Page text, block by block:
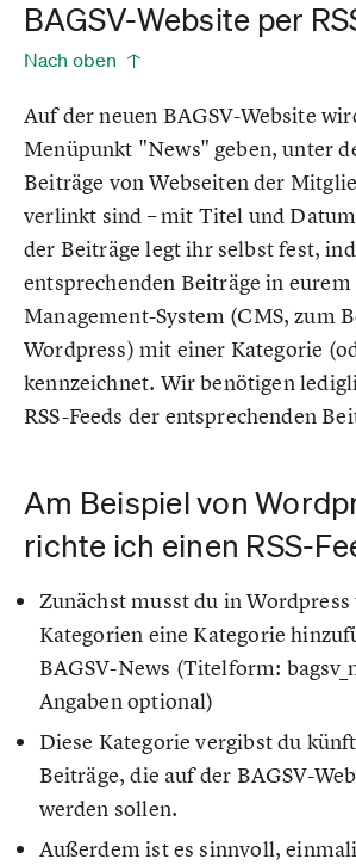
BAGSV-Website per
Nach oben
Auf der neuen BAGSV-Website
Menüpunkt "News" geben, unter
Beiträge von Webseiten der
verlinkt sind – mit Titel und
der Beiträge legt ihr selbst fest,
entsprechenden Beiträge in
Management-System (CMS, zum
Wordpress) mit einer Kategorie
kennzeichnet. Wir benötigen
RSS-Feeds der entsprechenden
Am Beispiel von
richte ich einen RSS-
Zunächst musst du in
Kategorien eine Kategorie
BAGSV-News (Titelform:
Angaben optional)
Diese Kategorie vergibst du
Beiträge, die auf der BAGSV-
werden sollen.
Außerdem ist es sinnvoll,